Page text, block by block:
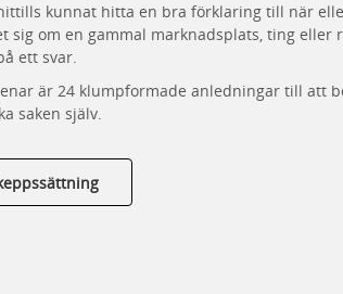
kunnat hitta en bra förklaring till när
sig om en gammal marknadsplats, ting eller
ett svar.
är 24 klumpformade anledningar till att
saken själv.